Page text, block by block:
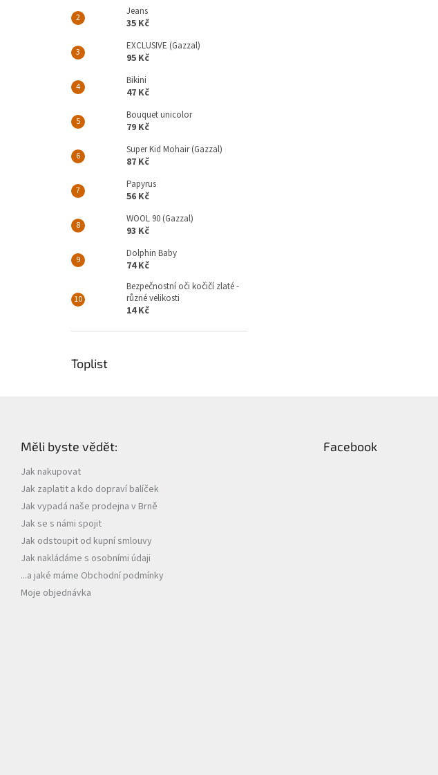
Jeans
35 Kč
EXCLUSIVE (Gazzal)
95 Kč
Bikini
47 Kč
Bouquet unicolor
79 Kč
Super Kid Mohair (Gazzal)
87 Kč
Papyrus
56 Kč
WOOL 90 (Gazzal)
93 Kč
Dolphin Baby
74 Kč
Bezpečnostní oči kočičí zlaté -
různé velikosti
14 Kč
Toplist
Měli byste vědět:
Jak nakupovat
Jak zaplatit a kdo dopraví balíček
Jak vypadá naše prodejna v Brně
Jak se s námi spojit
Jak odstoupit od kupní smlouvy
Jak nakládáme s osobními údaji
...a jaké máme Obchodní podmínky
Moje objednávka
Facebook